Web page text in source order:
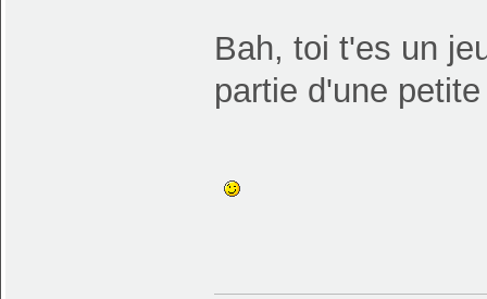
Bah, toi t'es un
partie d'une